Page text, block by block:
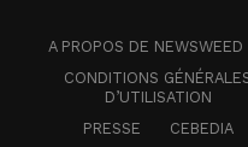
A PROPOS DE NEWSWEED
CONDITIONS
D’UTILISATION
PRESSE
CEBEDIA